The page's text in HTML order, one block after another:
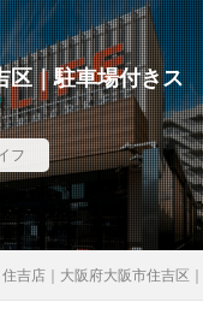
区｜駐車場付きス
フ
住吉店｜大阪府大阪市住吉区
城県
秋田県
木県
群馬県
奈川県
新潟県
川県
福井県
重県
滋賀県
和歌山県
広島県
知県
福岡県
分県
宮崎県